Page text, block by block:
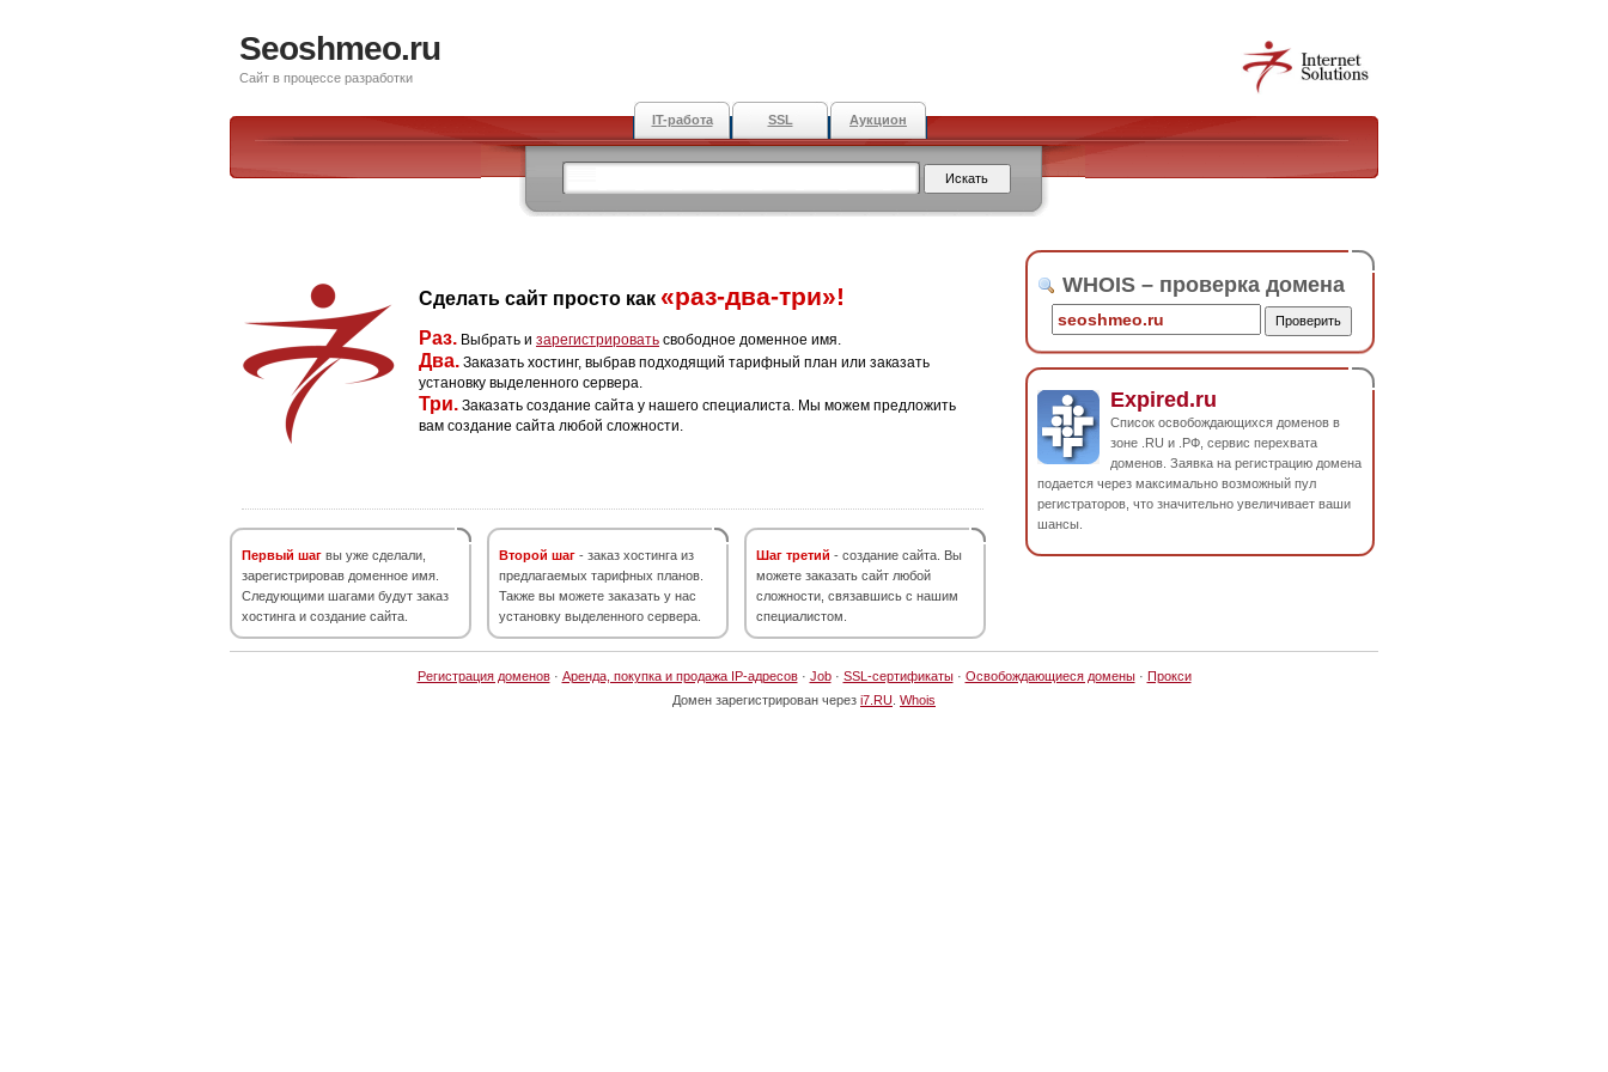
Seoshmeo.ru
Сайт в процессе разработки
IT-работа SSL Аукцион
Сделать сайт просто как «раз-два-три»!
Раз. Выбрать и зарегистрировать свободное доменное имя.
Два. Заказать хостинг, выбрав подходящий тарифный план или заказать
установку выделенного сервера.
Три. Заказать создание сайта у нашего специалиста. Мы можем предложить
вам создание сайта любой сложности.
Первый шаг вы уже сделали,
зарегистрировав доменное имя.
Следующими шагами будут заказ
хостинга и создание сайта.
Второй шаг - заказ хостинга из
предлагаемых тарифных планов.
Также вы можете заказать у нас
установку выделенного сервера.
Шаг третий - создание сайта. Вы
можете заказать сайт любой
сложности, связавшись с нашим
специалистом.
WHOIS – проверка домена
Expired.ru
Список освобождающихся доменов в
зоне .RU и .РФ, сервис перехвата
доменов. Заявка на регистрацию домена
подается через максимально возможный пул
регистраторов, что значительно увеличивает ваши
шансы.
Регистрация доменов· Аренда, покупка и продажа IP-адресов· Job· SSL-сертификаты· Освобождающиеся домены· Прокси
Домен зарегистрирован через i7.RU Whois